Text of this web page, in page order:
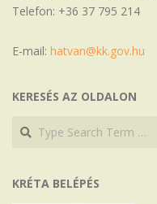
Telefon: +36 37 795 214
E-mail: hatvan@kk.gov.hu
KERESÉS AZ OLDALON
Search
Search
KRÉTA BELÉPÉS